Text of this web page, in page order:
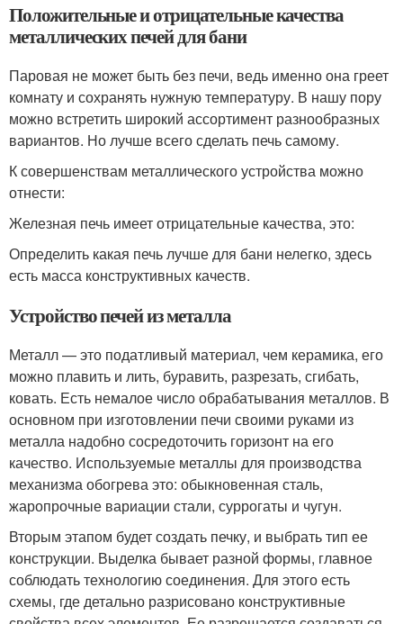
Положительные и отрицательные качества
металлических печей для бани
Паровая не может быть без печи, ведь именно она греет
комнату и сохранять нужную температуру. В нашу пору
можно встретить широкий ассортимент разнообразных
вариантов. Но лучше всего сделать печь самому.
К совершенствам металлического устройства можно
отнести:
Железная печь имеет отрицательные качества, это:
Определить какая печь лучше для бани нелегко, здесь
есть масса конструктивных качеств.
Устройство печей из металла
Металл — это податливый материал, чем керамика, его
можно плавить и лить, буравить, разрезать, сгибать,
ковать. Есть немалое число обрабатывания металлов. В
основном при изготовлении печи своими руками из
металла надобно сосредоточить горизонт на его
качество. Используемые металлы для производства
механизма обогрева это: обыкновенная сталь,
жаропрочные вариации стали, суррогаты и чугун.
Вторым этапом будет создать печку, и выбрать тип ее
конструкции. Выделка бывает разной формы, главное
соблюдать технологию соединения. Для этого есть
схемы, где детально разрисовано конструктивные